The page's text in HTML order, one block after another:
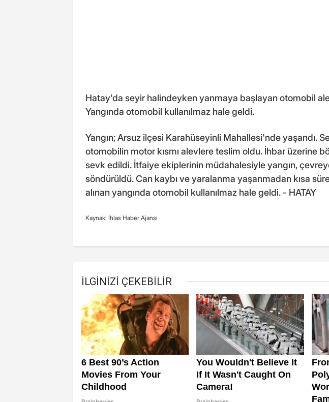
Hatay'da seyir halindeyken yanmaya başlayan otomobil
Yangında otomobil kullanılmaz hale geldi.
Yangın; Arsuz ilçesi Karahüseyinli Mahallesi'nde yaşandı.
otomobilin motor kısmı alevlere teslim oldu. İhbar üzerine
sevk edildi. İtfaiye ekiplerinin müdahalesiyle yangın,
söndürüldü. Can kaybı ve yaralanma yaşanmadan kısa
alınan yangında otomobil kullanılmaz hale geldi. - HATAY
Kaynak: İhlas Haber Ajansı